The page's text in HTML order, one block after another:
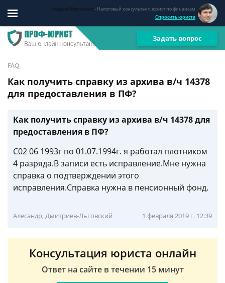
Андрей Мясников- Налоговый консультант, юрист по финансам
Спросить юриста
Задать вопрос
FAQ
Как получить справку из архива в/ч 14378
для предоставления в ПФ?
Как получить справку из архива в/ч 14378 для
предоставления в ПФ?
С02 06 1993г по 01.07.1994г. я работал плотником
4 разряда.В записи есть исправление.Мне нужна
справка о подтверждении этого
исправления.Справка нужна в пенсионный фонд.
Алесандр, Дмитриев-Льговский 1 февраля 2019 г. 12:39
Консультация юриста онлайн
Ответ на сайте в течении 15 минут